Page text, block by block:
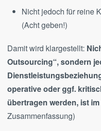
Nicht jedoch für reine
(Acht geben!)
Damit wird klargestellt:
Outsourcing“, sondern
operative oder ggf.
übertragen werden, ist
Zusammenfassung)